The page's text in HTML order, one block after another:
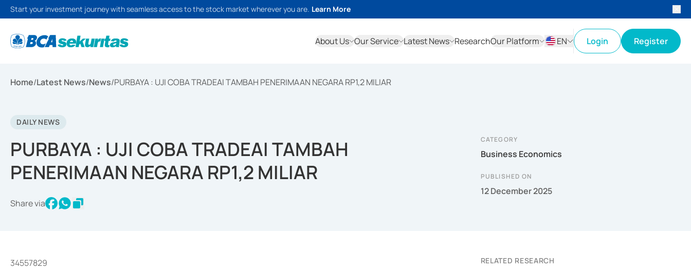
Start your investment journey with seamless access to the stock market wherever you are. Learn More
About Us Our Service Latest News ResearchOur Platform
EN
Login Register
Home/Latest News/News/PURBAYA : UJI COBA TRADEAI TAMBAH PENERIMAAN NEGARA RP1,2 MILIAR
DAILY NEWS
PURBAYA : UJI COBA TRADEAI TAMBAH
PENERIMAAN NEGARA RP1,2 MILIAR
Share via
CATEGORY
Business Economics
PUBLISHED ON
12 December 2025
34557829
RELATED RESEARCH